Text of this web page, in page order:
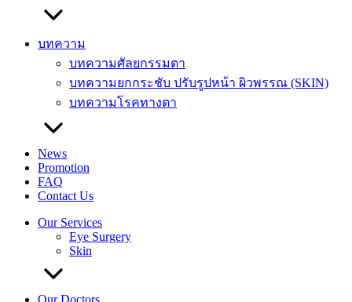
บทความ
บทความศัลยกรรมตา
บทความยกกระชับ ปรับรูปหน้า ผิวพรรณ (SKIN)
บทความโรคทางตา
News
Promotion
FAQ
Contact Us
Our Services
Eye Surgery
Skin
Our Doctors